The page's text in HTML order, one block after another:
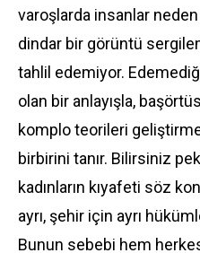
varoşlarda insanlar
dindar bir görüntü
tahlil edemiyor.
olan bir anlayışla,
komplo teorileri
birbirini tanır. Bilirsiniz
kadınların kıyafeti söz
ayrı, şehir için ayrı
Bunun sebebi hem